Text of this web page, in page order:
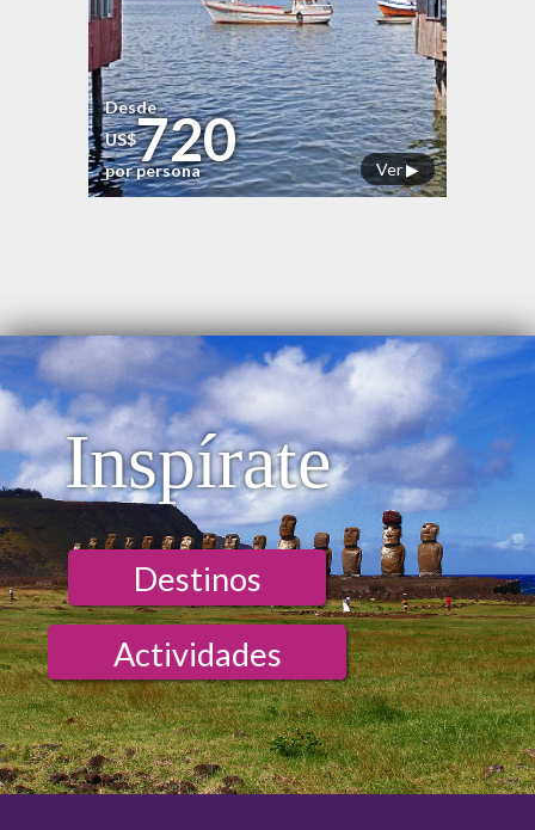
Ver ▶
Desde
US$720
por persona
Inspírate
Destinos
Actividades